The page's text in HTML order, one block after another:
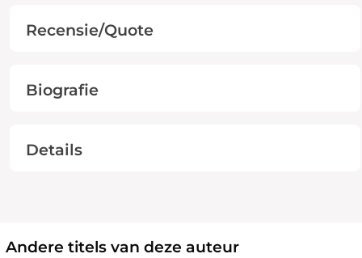
Recensie/Quote
Biografie
Details
Andere titels van deze auteur